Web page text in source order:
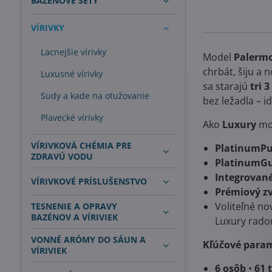
Model
chrbát, šiju a
sa starajú tri 3
bez ležadla –
Ako Luxury
Prémiový
Voliteľné
Luxury
Kľúčové
6 osôb• 61
VÍRIVKY
Lacnejšie vírivky
Luxusné vírivky
Sudy a kade na otužovanie
Plavecké vírivky
VÍRIVKOVÁ CHÉMIA PRE
ZDRAVÚ VODU
VÍRIVKOVÉ PRÍSLUŠENSTVO
TESNENIE A OPRAVY
BAZÉNOV A VÍRIVIEK
VONNÉ ARÓMY DO SÁUN A
VÍRIVIEK